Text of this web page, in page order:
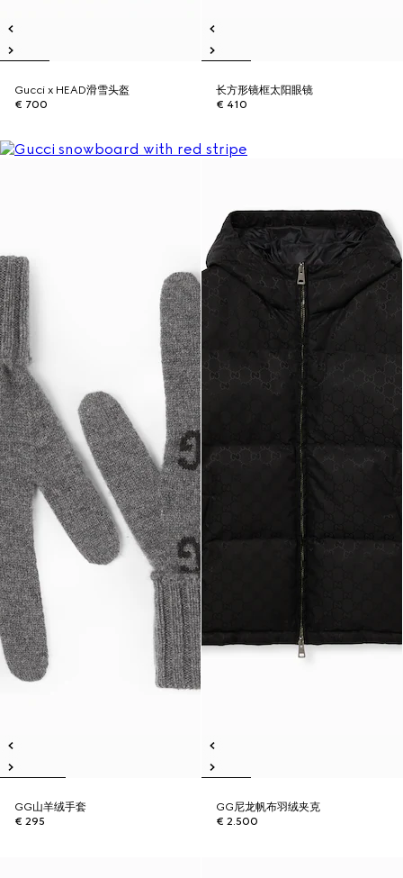
Gucci x HEAD滑雪头盔
€ 700
长方形镜框太阳眼镜
€ 410
GG山羊绒手套
€ 295
GG尼龙帆布羽绒夹克
€ 2.500